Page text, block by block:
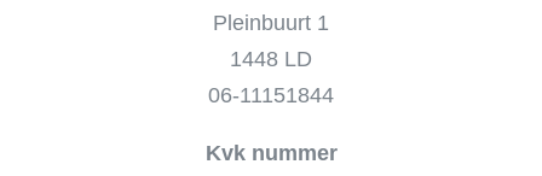
Pleinbuurt 1
1448 LD
06-11151844
Kvk nummer